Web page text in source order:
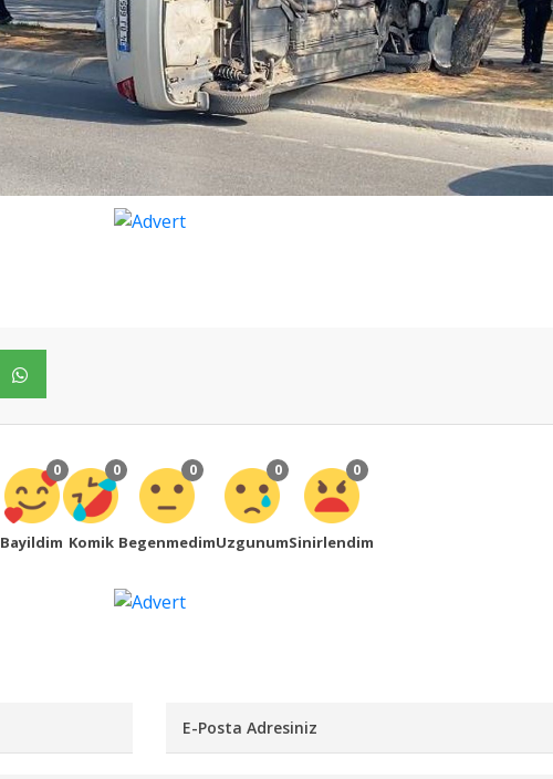
0
Bayildim
0
Komik
0
Begenmedim
0
Uzgunum
0
Sinirlendim